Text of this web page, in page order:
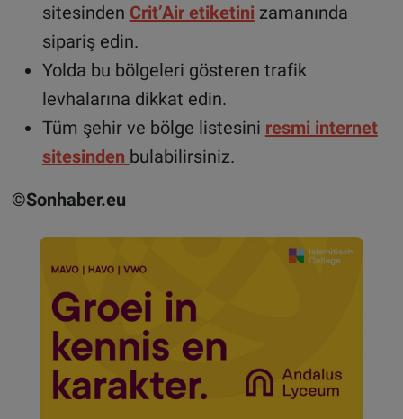
sitesinden Crit’Air etiketini zamanında
sipariş edin.
Yolda bu bölgeleri gösteren trafik
levhalarına dikkat edin.
Tüm şehir ve bölge listesini resmi internet
sitesinden bulabilirsiniz.
©Sonhaber.eu